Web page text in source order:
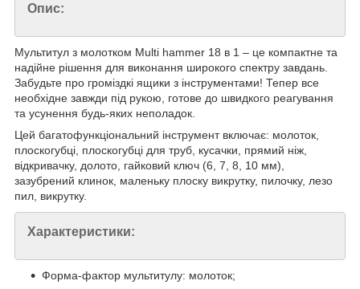
Опис:
Мультитул з молотком Multi hammer 18 в 1 – це компактне та
надійне рішення для виконання широкого спектру завдань.
Забудьте про громіздкі ящики з інструментами! Тепер все
необхідне завжди під рукою, готове до швидкого реагування
та усунення будь-яких неполадок.
Цей багатофункціональний інструмент включає: молоток,
плоскогубці, плоскогубці для труб, кусачки, прямий ніж,
відкривачку, долото, гайковий ключ (6, 7, 8, 10 мм),
зазубрений клинок, маленьку плоску викрутку, пилочку, лезо
пил, викрутку.
Характеристики:
Форма-фактор мультитулу: молоток;